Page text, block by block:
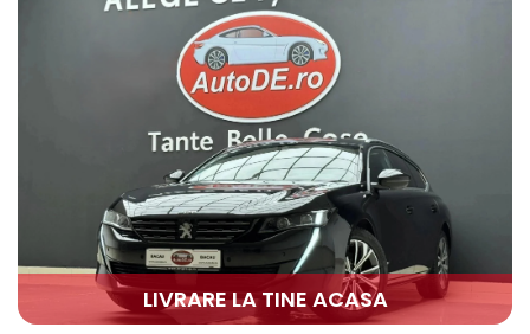
LIVRARE LA TINE ACASA